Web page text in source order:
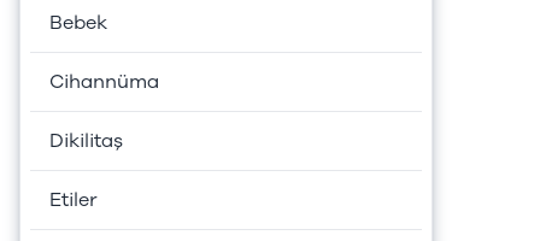
Bebek
Cihannüma
Dikilitaş
Etiler